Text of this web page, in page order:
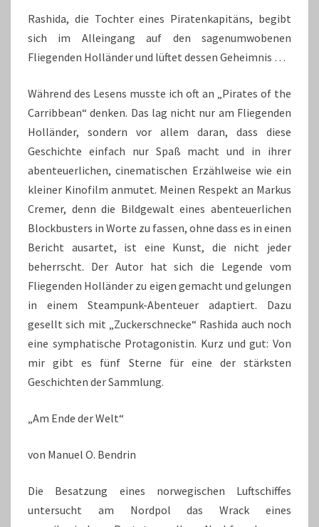
Rashida, die Tochter eines Piratenkapitäns, begibt
sich im Alleingang auf den sagenumwobenen
Fliegenden Holländer und lüftet dessen Geheimnis …
Während des Lesens musste ich oft an „Pirates of the
Carribbean“ denken. Das lag nicht nur am Fliegenden
Holländer, sondern vor allem daran, dass diese
Geschichte einfach nur Spaß macht und in ihrer
abenteuerlichen, cinematischen Erzählweise wie ein
kleiner Kinofilm anmutet. Meinen Respekt an Markus
Cremer, denn die Bildgewalt eines abenteuerlichen
Blockbusters in Worte zu fassen, ohne dass es in einen
Bericht ausartet, ist eine Kunst, die nicht jeder
beherrscht. Der Autor hat sich die Legende vom
Fliegenden Holländer zu eigen gemacht und gelungen
in einem Steampunk-Abenteuer adaptiert. Dazu
gesellt sich mit „Zuckerschnecke“ Rashida auch noch
eine symphatische Protagonistin. Kurz und gut: Von
mir gibt es fünf Sterne für eine der stärksten
Geschichten der Sammlung.
„Am Ende der Welt“
von Manuel O. Bendrin
Die Besatzung eines norwegischen Luftschiffes
untersucht am Nordpol das Wrack eines